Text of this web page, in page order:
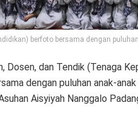
berfoto bersama dengan
Dosen, dan Tendik (Tenaga
dengan puluhan anak-
Aisyiyah Nanggalo